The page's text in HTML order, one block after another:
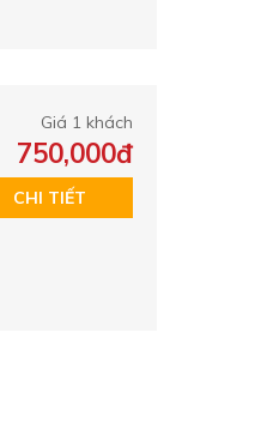
Giá 1 khách
750,000đ
CHI TIẾT